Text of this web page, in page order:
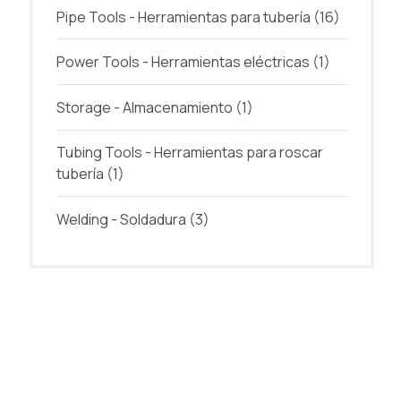
Pipe Tools - Herramientas para tubería (16)
Power Tools - Herramientas eléctricas (1)
Storage - Almacenamiento (1)
Tubing Tools - Herramientas para roscar
tubería (1)
Welding - Soldadura (3)